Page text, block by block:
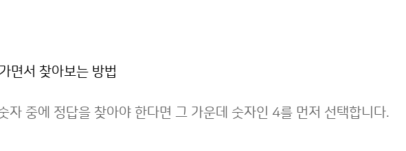
면서 찾아보는 방법
중에 정답을 찾아야 한다면 그 가운데 숫자인 4를 먼저 선택합니다.